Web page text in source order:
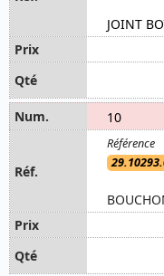
JOINT
10